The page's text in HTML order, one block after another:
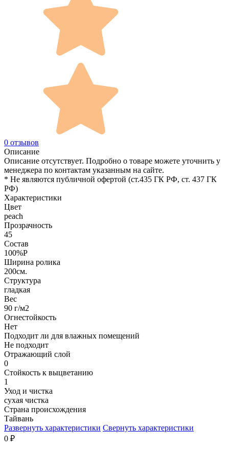
0 отзывов
Описание
Описание отсутствует. Подробно о товаре можете уточнить у
менеджера по контактам указанным на сайте.
* Не являются публичной офертой (ст.435 ГК РФ, cт. 437 ГК
РФ)
Характеристики
Цвет
peach
Прозрачность
45
Состав
100%P
Ширина ролика
200см.
Структура
гладкая
Вес
90 г/м2
Огнестойкость
Нет
Подходит ли для влажных помещений
Не подходит
Отражающий слой
0
Стойкость к выцветанию
1
Уход и чистка
сухая чистка
Страна происхождения
Тайвань
Развернуть характеристики Свернуть характеристики
0 ₽